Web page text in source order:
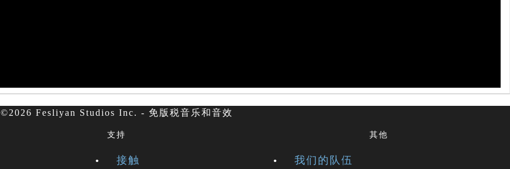
©2026 Fesliyan Studios Inc. - 免版税音乐和音效
支持
接触
其他
我们的队伍